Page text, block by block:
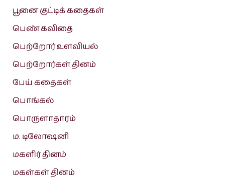
பூனை குட்டிக் கதைகள்
பெண் கவிதை
பெற்றோர் உளவியல்
பெற்றோர்கள் தினம்
பேய் கதைகள்
பொங்கல்
பொருளாதாரம்
ம. டிலோஷனி
மகளிர் தினம்
மகள்கள் தினம்